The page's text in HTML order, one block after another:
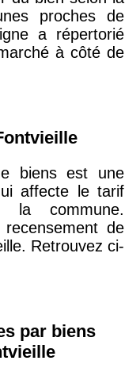
2 667 €
11 085 €
2 013 €
proches de
a répertorié
à côté de
biens est une
affecte le tarif
commune.
de
Retrouvez ci-
par biens